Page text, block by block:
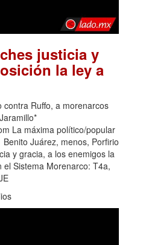
justicia y
la ley a
contra Ruffo, a morenarcos
La máxima político/popular
Juárez, menos, Porfirio
y gracia, a los enemigos la
el Sistema Morenarco: T4a,